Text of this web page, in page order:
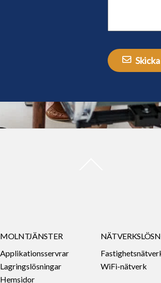
Skicka
MOLNTJÄNSTER
Applikationsservrar
Lagringslösningar
Hemsidor
WiFi-nätverk